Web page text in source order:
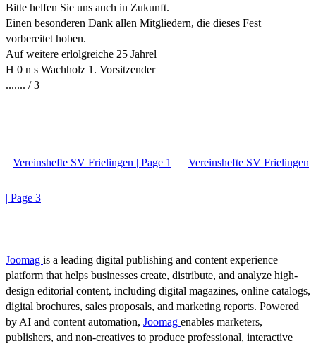
Bitte helfen Sie uns auch in Zukunft.
Einen besonderen Dank allen Mitgliedern, die dieses Fest
vorbereitet hoben.
Auf weitere erlolgreiche 25 Jahrel
H 0 n s Wachholz 1. Vorsitzender
....... / 3
Vereinshefte SV Frielingen | Page 1 Vereinshefte SV Frielingen
| Page 3
Joomag is a leading digital publishing and content experience
platform that helps businesses create, distribute, and analyze high-
design editorial content, including digital magazines, online catalogs,
digital brochures, sales proposals, and marketing reports. Powered
by AI and content automation, Joomag enables marketers,
publishers, and non-creatives to produce professional, interactive